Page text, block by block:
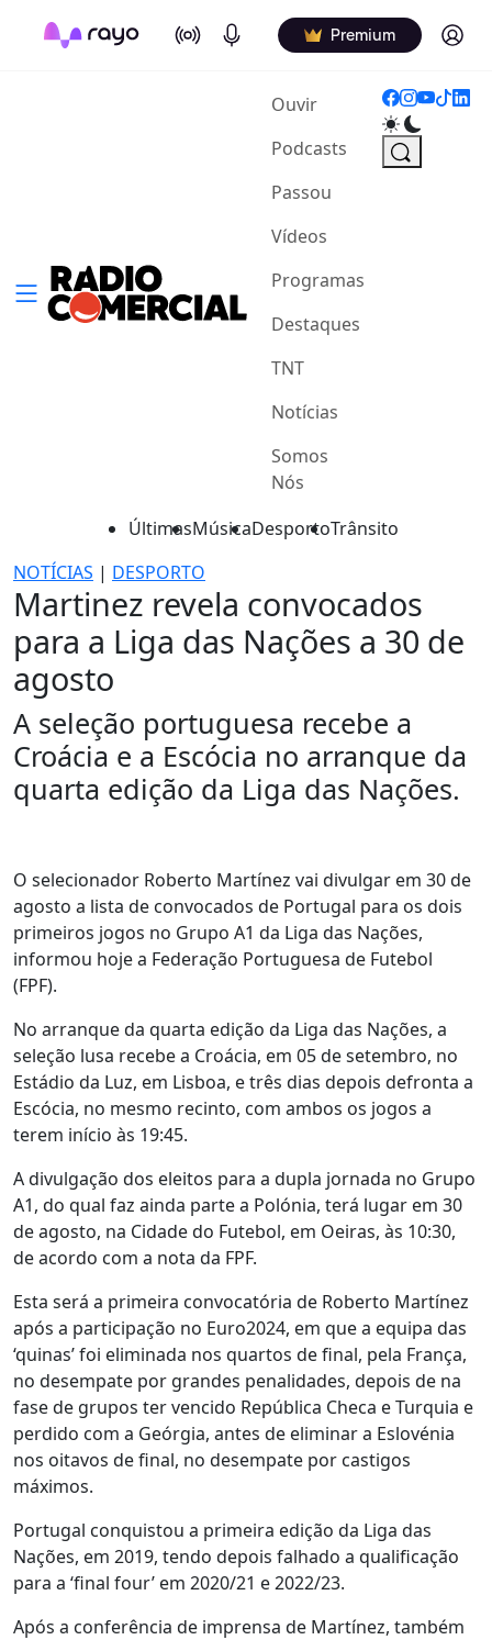
On Air Podcasts Premium Log in
Ouvir(current)
Podcasts
Passou
Vídeos
Programas
Destaques
TNT
Notícias
Somos
Nós
ÚltimasMúsicaDesportoTrânsito
NOTÍCIAS | DESPORTO
Martinez revela convocados
para a Liga das Nações a 30 de
agosto
A seleção portuguesa recebe a
Croácia e a Escócia no arranque da
quarta edição da Liga das Nações.
O selecionador Roberto Martínez vai divulgar em 30 de
agosto a lista de convocados de Portugal para os dois
primeiros jogos no Grupo A1 da Liga das Nações,
informou hoje a Federação Portuguesa de Futebol
(FPF).
No arranque da quarta edição da Liga das Nações, a
seleção lusa recebe a Croácia, em 05 de setembro, no
Estádio da Luz, em Lisboa, e três dias depois defronta a
Escócia, no mesmo recinto, com ambos os jogos a
terem início às 19:45.
A divulgação dos eleitos para a dupla jornada no Grupo
A1, do qual faz ainda parte a Polónia, terá lugar em 30
de agosto, na Cidade do Futebol, em Oeiras, às 10:30,
de acordo com a nota da FPF.
Esta será a primeira convocatória de Roberto Martínez
após a participação no Euro2024, em que a equipa das
‘quinas’ foi eliminada nos quartos de final, pela França,
no desempate por grandes penalidades, depois de na
fase de grupos ter vencido República Checa e Turquia e
perdido com a Geórgia, antes de eliminar a Eslovénia
nos oitavos de final, no desempate por castigos
máximos.
Portugal conquistou a primeira edição da Liga das
Nações, em 2019, tendo depois falhado a qualificação
para a ‘final four’ em 2020/21 e 2022/23.
Após a conferência de imprensa de Martínez, também